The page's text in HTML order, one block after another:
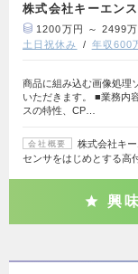
株式会社キーエンス
1200万円 ～ 2499万
土日祝休み
年収600
商品に組み込む画像処理
いただきます。 ■業務内
スの特性、CP…
会社概要
株式会社キ
センサをはじめとする高
興